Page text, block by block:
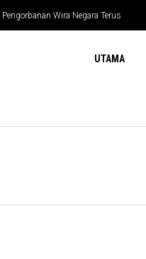
Wira Negara Terus
UTAMA